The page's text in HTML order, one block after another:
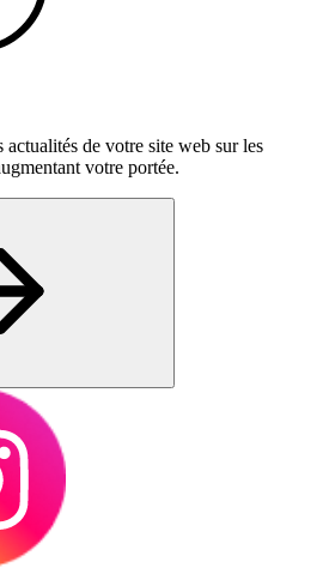
de votre site web sur les
votre portée.